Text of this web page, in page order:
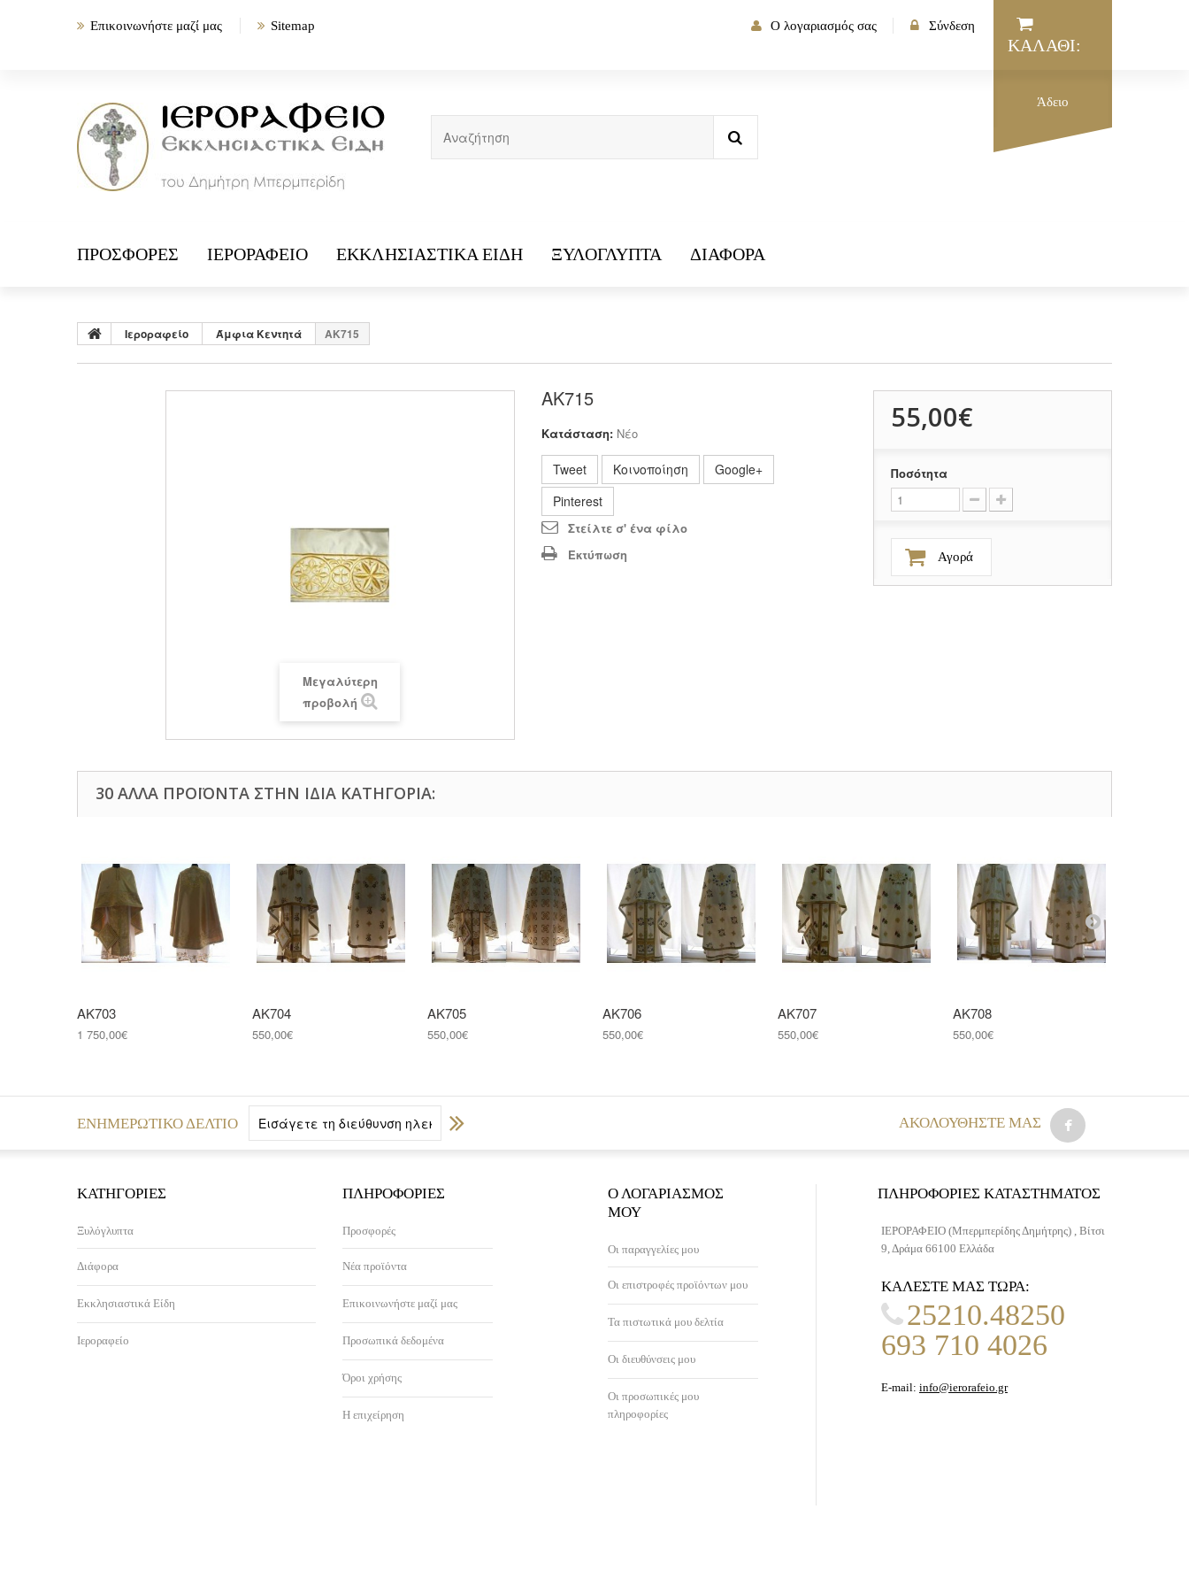
ΚΑΛΆΘΙ:
Άδειο
Σύνδεση
Ο λογαριασμός σας
Επικοινωνήστε μαζί μας Sitemap
ΠΡΟΣΦΟΡΈΣ ΙΕΡΟΡΑΦΕΊΟ ΕΚΚΛΗΣΙΑΣΤΙΚΆ ΕΊΔΗ ΞΥΛΌΓΛΥΠΤΑ ΔΙΆΦΟΡΑ
Ιεροραφείο Άμφια Κεντητά ΑΚ715
Μεγαλύτερη
προβολή
ΑΚ715
Κατάσταση: Νέο
Tweet Κοινοποίηση
Google+
Pinterest
Στείλτε σ' ένα φίλο
Εκτύπωση
55,00€
Ποσότητα
Αγορά
30 ΆΛΛΑ ΠΡΟΪΌΝΤΑ ΣΤΗΝ ΊΔΙΑ ΚΑΤΗΓΟΡΊΑ:
ΑΚ703
1 750,00€
ΑΚ704
550,00€
ΑΚ705
550,00€
ΑΚ706
550,00€
ΑΚ707
550,00€
ΑΚ708
550,00€
ΕΝΗΜΕΡΩΤΙΚΌ ΔΕΛΤΊΟ AΚΟΛΟΥΘΉΣΤΕ ΜΑΣ
ΚΑΤΗΓΟΡΊΕΣ
Ξυλόγλυπτα
Διάφορα
Εκκλησιαστικά Είδη
Ιεροραφείο
ΠΛΗΡΟΦΟΡΊΕΣ
Προσφορές
Νέα προϊόντα
Επικοινωνήστε μαζί μας
Προσωπικά δεδομένα
Όροι χρήσης
Η επιχείρηση
Ο ΛΟΓΑΡΙΑΣΜΌΣ
ΜΟΥ
Οι παραγγελίες μου
Οι επιστροφές προϊόντων μου
Τα πιστωτικά μου δελτία
Οι διευθύνσεις μου
Οι προσωπικές μου
πληροφορίες
ΠΛΗΡΟΦΟΡΊΕΣ ΚΑΤΑΣΤΉΜΑΤΟΣ
ΙΕΡΟΡΑΦΕΙΟ (Μπερμπερίδης Δημήτρης) , Βίτσι
9, Δράμα 66100 Ελλάδα
ΚΑΛΈΣΤΕ ΜΑΣ ΤΏΡΑ:
25210.48250
693 710 4026
E-mail: info@ierorafeio.gr